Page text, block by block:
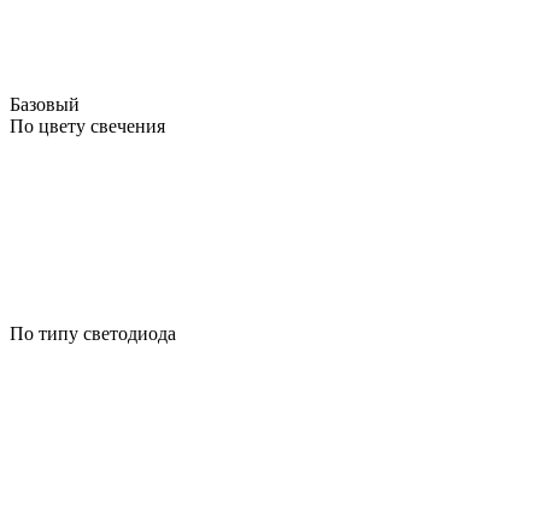
Базовый
По цвету свечения
По типу светодиода